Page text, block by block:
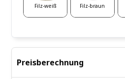
Filz-weiß Filz-braun
Preisberechnung